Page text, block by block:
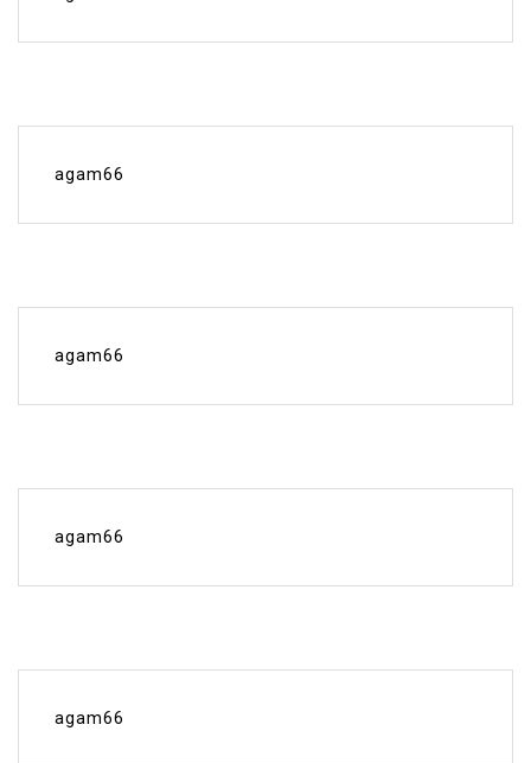
agam66
agam66
agam66
agam66